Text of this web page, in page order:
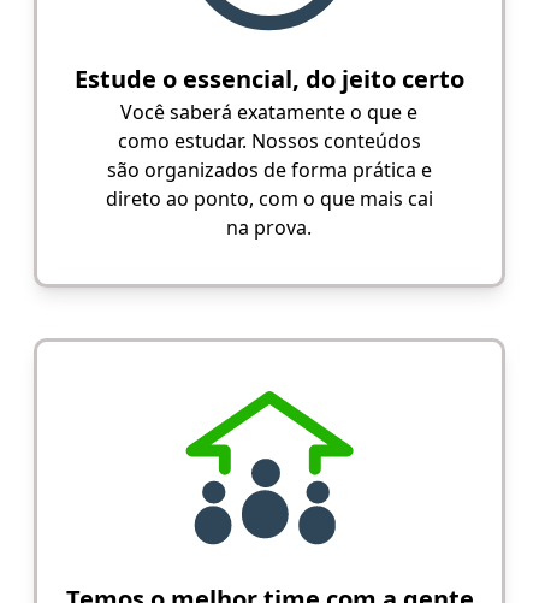
Estude o essencial, do jeito certo
Você saberá exatamente o que e
como estudar. Nossos conteúdos
são organizados de forma prática e
direto ao ponto, com o que mais cai
na prova.